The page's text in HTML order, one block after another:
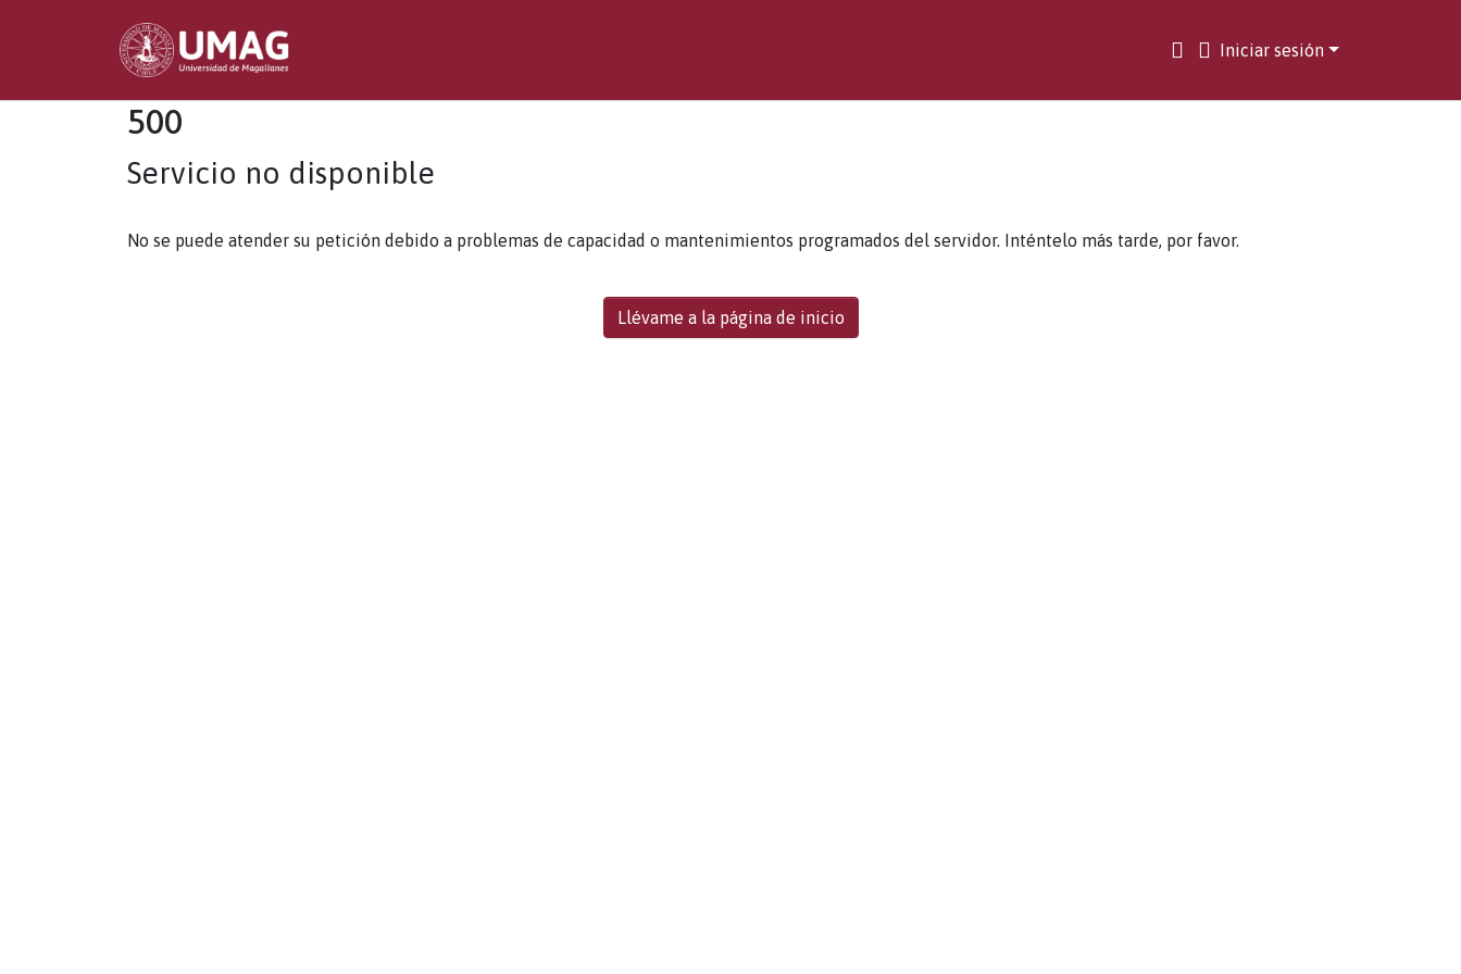
Iniciar sesión
500
Servicio no disponible
No se puede atender su petición debido a problemas de capacidad o mantenimientos programados del servidor. Inténtelo más tarde, por favor.
Llévame a la página de inicio